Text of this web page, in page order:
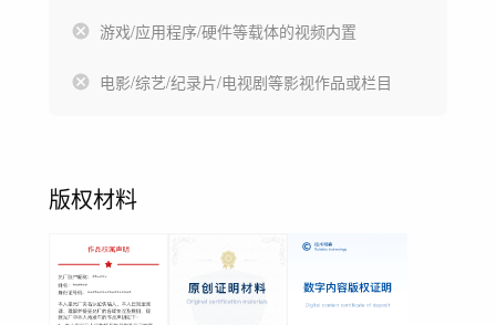
游戏/应用程序/硬件等载体的视频内置
电影/综艺/纪录片/电视剧等影视作品或栏目
版权材料